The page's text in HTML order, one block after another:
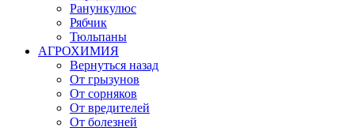
Ранункулюс
Рябчик
Тюльпаны
АГРОХИМИЯ
Вернуться назад
От грызунов
От сорняков
От вредителей
От болезней